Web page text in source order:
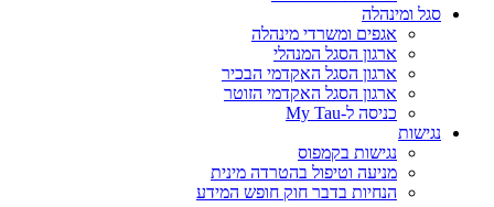
סגל ומינהלה
אגפים ומשרדי מינהלה
ארגון הסגל המנהלי
ארגון הסגל האקדמי הבכיר
ארגון הסגל האקדמי הזוטר
כניסה ל-My Tau
נגישות
נגישות בקמפוס
מניעה וטיפול בהטרדה מינית
הנחיות בדבר חוק חופש המידע